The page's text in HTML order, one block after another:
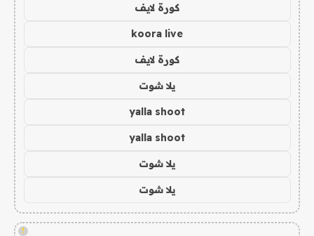
كورة لايف
koora live
كورة لايف
يلا شوت
yalla shoot
yalla shoot
يلا شوت
يلا شوت
!